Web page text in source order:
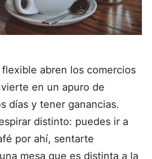
flexible abren los comercios
en un apuro de
días y tener ganancias.
distinto: puedes ir a
por ahí, sentarte
mesa que es distinta a la